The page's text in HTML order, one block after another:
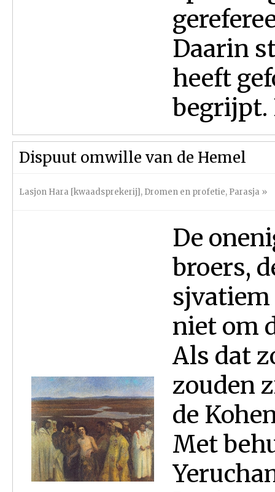
Daarin
heeft
begrijpt.
Dispuut omwille van de Hemel
Lasjon Hara [kwaadsprekerij], Dromen en profetie, Parasja »
De
broers,
niet om
Als dat
zouden
de
Met